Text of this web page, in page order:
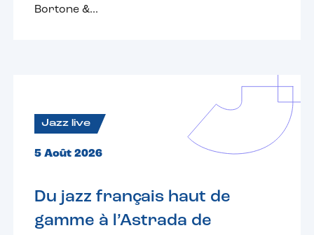
Bortone &...
Jazz live
5 Août 2026
Du jazz français haut de
gamme à l’Astrada de